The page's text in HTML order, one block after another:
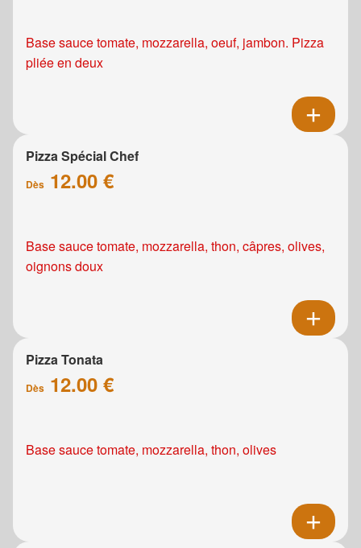
Base sauce tomate, mozzarella, oeuf, jambon. Pizza
pliée en deux
Pizza Spécial Chef
Dès 12.00 €
Base sauce tomate, mozzarella, thon, câpres, olives,
oignons doux
Pizza Tonata
Dès 12.00 €
Base sauce tomate, mozzarella, thon, olives